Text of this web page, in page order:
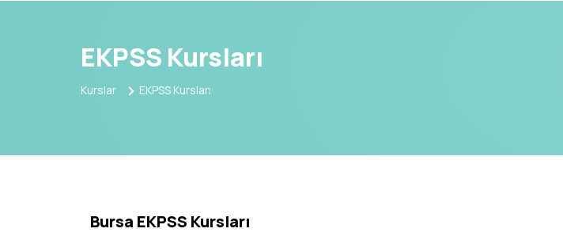
EKPSS Kursları
Kurslar EKPSS Kursları
Bursa EKPSS Kursları